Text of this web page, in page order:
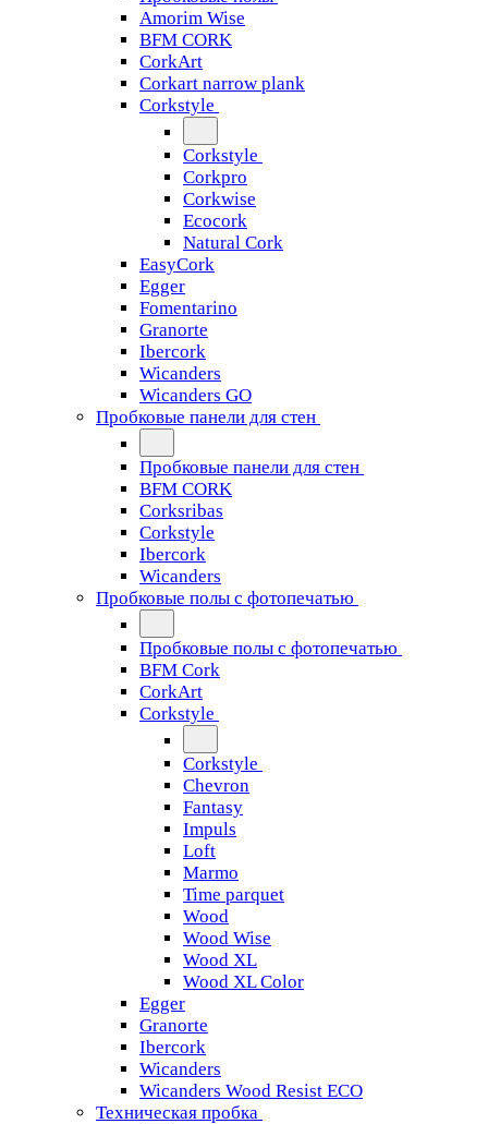
Amorim Wise
BFM CORK
CorkArt
Corkart narrow plank
Corkstyle
Corkstyle
Corkpro
Corkwise
Ecocork
Natural Cork
EasyCork
Egger
Fomentarino
Granorte
Ibercork
Wicanders
Wicanders GO
Пробковые панели для стен
Пробковые панели для стен
BFM CORK
Corksribas
Corkstyle
Ibercork
Wicanders
Пробковые полы с фотопечатью
Пробковые полы с фотопечатью
BFM Cork
CorkArt
Corkstyle
Corkstyle
Chevron
Fantasy
Impuls
Loft
Marmo
Time parquet
Wood
Wood Wise
Wood XL
Wood XL Color
Egger
Granorte
Ibercork
Wicanders
Wicanders Wood Resist ECO
Техническая пробка